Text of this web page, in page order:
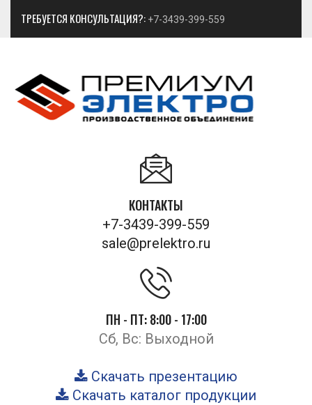
ТРЕБУЕТСЯ КОНСУЛЬТАЦИЯ?: +7-3439-399-559
КОНТАКТЫ
+7-3439-399-559
sale@prelektro.ru
ПН - ПТ: 8:00 - 17:00
Сб, Вс: Выходной
Скачать презентацию
Скачать каталог продукции